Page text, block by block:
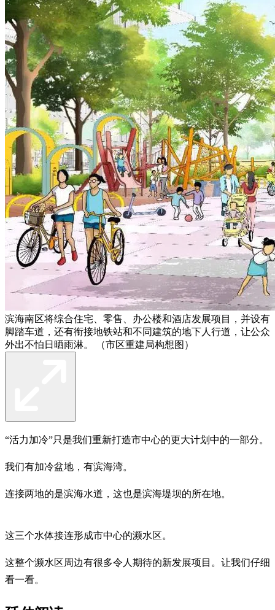
滨海南区将综合住宅、零售、办公楼和酒店发展项目，并设有
脚踏车道，还有衔接地铁站和不同建筑的地下人行道，让公众
外出不怕日晒雨淋。 （市区重建局构想图）
“活力加冷”只是我们重新打造市中心的更大计划中的一部分。
我们有加冷盆地，有滨海湾。
连接两地的是滨海水道，这也是滨海堤坝的所在地。
这三个水体接连形成市中心的濒水区。
这整个濒水区周边有很多令人期待的新发展项目。让我们仔细
看一看。